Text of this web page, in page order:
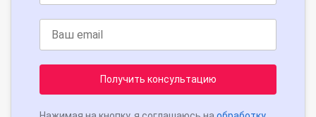
Получить консультацию